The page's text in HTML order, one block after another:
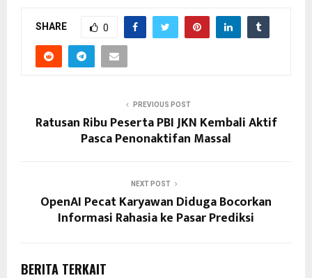
SHARE 0
PREVIOUS POST
Ratusan Ribu Peserta PBI JKN Kembali Aktif
Pasca Penonaktifan Massal
NEXT POST
OpenAI Pecat Karyawan Diduga Bocorkan
Informasi Rahasia ke Pasar Prediksi
BERITA TERKAIT